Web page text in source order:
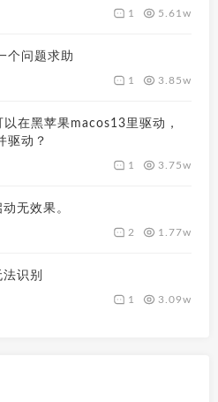
1 5.61w
个问题求助
1 3.85w
在黑苹果macos13里驱动，
驱动？
1 3.75w
无效果。
2 1.77w
识别
1 3.09w